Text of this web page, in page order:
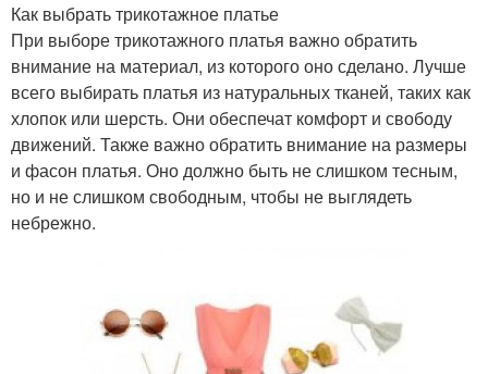
Как выбрать трикотажное платье
При выборе трикотажного платья важно обратить
внимание на материал, из которого оно сделано. Лучше
всего выбирать платья из натуральных тканей, таких как
хлопок или шерсть. Они обеспечат комфорт и свободу
движений. Также важно обратить внимание на размеры
и фасон платья. Оно должно быть не слишком тесным,
но и не слишком свободным, чтобы не выглядеть
небрежно.